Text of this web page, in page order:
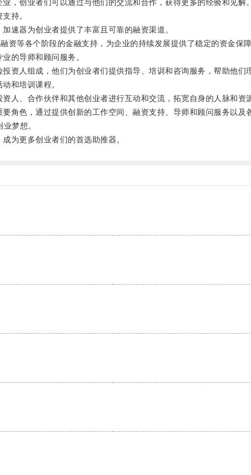
创业者们可以通过与他们的交流和合作，获得更多的经验和见解。
持。
器为创业者提供了丰富且可靠的融资渠道。
等各个阶段的金融支持，为企业的持续发展提供了稳定的资金保障
的导师和顾问服务。
人组成，他们为创业者们提供指导、培训和咨询服务，帮助他们
和培训课程。
、合作伙伴和其他创业者进行互动和交流，拓宽自身的人脉和资
色，通过提供创新的工作空间、融资支持、导师和顾问服务以及
梦想。
更多创业者们的首选助推器。